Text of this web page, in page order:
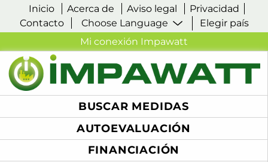
Inicio Acerca de Aviso legal
Privacidad
Contacto
Elegir país
Mi conexión Impawatt
BUSCAR MEDIDAS
AUTOEVALUACIÓN
FINANCIACIÓN